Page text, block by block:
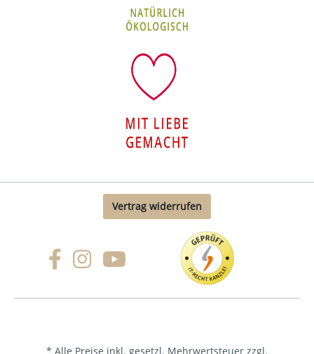
Vertrag widerrufen
* Alle Preise inkl. gesetzl. Mehrwertsteuer zzgl.